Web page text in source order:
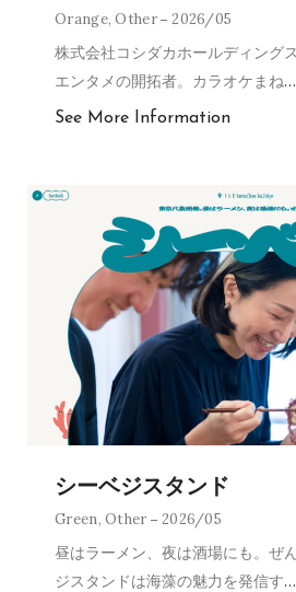
Orange,Other 2026/05
株式会社コシダカホールディング
エンタメの開拓者。カラオケまね…
See More Information
シーベジスタンド
Green,Other 2026/05
昼はラーメン、夜は酒場にも。ぜ
ジスタンドは海藻の魅力を発信す…